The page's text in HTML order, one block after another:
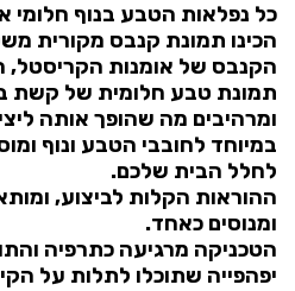
כל נפלאות הטבע בנוף חלומי
הכינו תמונת קנבס מקורית
הקנבס של אומנות הקריסטל,
תמונת טבע חלומית של קשת
ומרהיבים מה שהופך אותה
במיוחד לחובבי הטבע ונוף
לחלל הבית שלכם.
ההוראות הקלות לביצוע,
ומנוסים כאחד.
הטכניקה מרגיעה כתרפיה
יפהפייה שתוכלו לתלות על